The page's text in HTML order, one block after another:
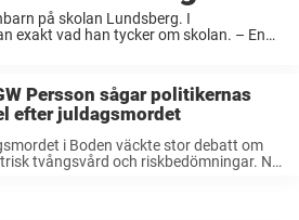
på skolan Lundsberg. I
exakt vad han tycker om skolan. – En
Persson sågar politikernas
efter juldagsmordet
i Boden väckte stor debatt om
tvångsvård och riskbedömningar. Nu